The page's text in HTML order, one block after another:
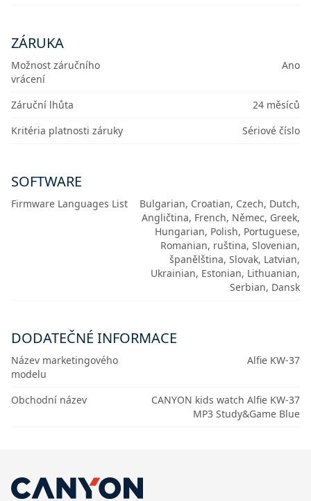
ZÁRUKA
Možnost záručního
vrácení
Ano
Záruční lhůta
24 měsíců
Kritéria platnosti záruky
Sériové číslo
SOFTWARE
Firmware Languages List
Bulgarian, Croatian, Czech, Dutch,
Angličtina, French, Němec, Greek,
Hungarian, Polish, Portuguese,
Romanian, ruština, Slovenian,
španělština, Slovak, Latvian,
Ukrainian, Estonian, Lithuanian,
Serbian, Dansk
DODATEČNÉ INFORMACE
Název marketingového
modelu
Alfie KW-37
Obchodní název
CANYON kids watch Alfie KW-37
MP3 Study&Game Blue